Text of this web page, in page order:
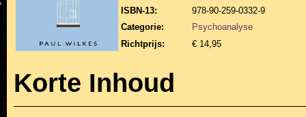
ISBN-13:
978-90-259-0332-9
Categorie:
Psychoanalyse
Richtprijs:
€ 14,95
Korte Inhoud